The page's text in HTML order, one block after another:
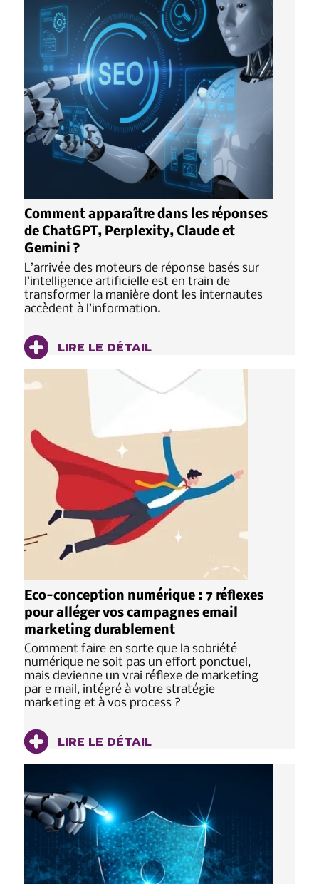
Comment apparaître dans les réponses
de ChatGPT, Perplexity, Claude et
Gemini ?
L’arrivée des moteurs de réponse basés sur
l’intelligence artificielle est en train de
transformer la manière dont les internautes
accèdent à l’information.
LIRE LE DÉTAIL
Eco-conception numérique : 7 réflexes
pour alléger vos campagnes email
marketing durablement
Comment faire en sorte que la sobriété
numérique ne soit pas un effort ponctuel,
mais devienne un vrai réflexe de marketing
par e mail, intégré à votre stratégie
marketing et à vos process ?
LIRE LE DÉTAIL